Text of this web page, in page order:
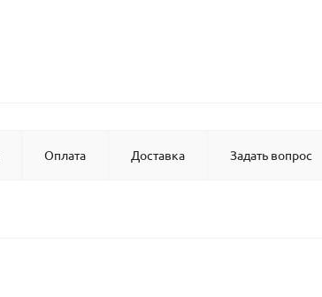
Оплата Доставка Задать вопрос